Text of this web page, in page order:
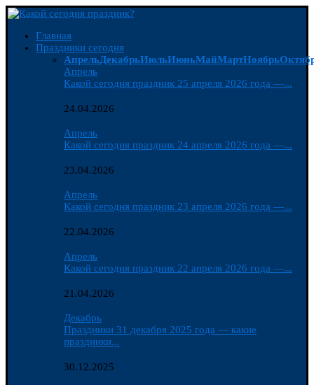
Главная
Праздники сегодня
АпрельДекабрьИюльИюньМайМартНоябрь
Апрель
Какой сегодня праздник 25 апреля 2026 года —...
24.04.2026
Апрель
Какой сегодня праздник 24 апреля 2026 года —...
23.04.2026
Апрель
Какой сегодня праздник 23 апреля 2026 года —...
22.04.2026
Апрель
Какой сегодня праздник 22 апреля 2026 года —...
21.04.2026
Декабрь
Праздники 31 декабря 2025 года — какие
праздники...
30.12.2025